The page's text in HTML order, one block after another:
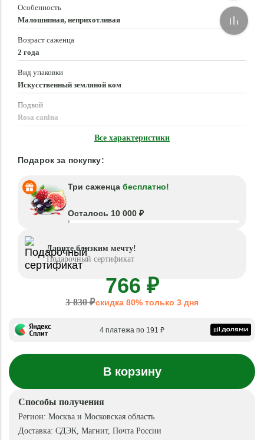
Особенность
Малошипная, неприхотливая
Возраст саженца
2 года
Вид упаковки
Искусственный земляной ком
Подвой
Rosa canina
Все характеристики
Подарок за покупку:
Три саженца бесплатно!
Осталось 10 000 ₽
Дарите близким мечту!
Подарочный сертификат
766 ₽
3 830 ₽скидка 80% только 3 дня
4 платежа по 191 ₽
В корзину
Способы получения
Регион: Москва и Московская область
Доставка: СДЭК, Магнит, Почта России